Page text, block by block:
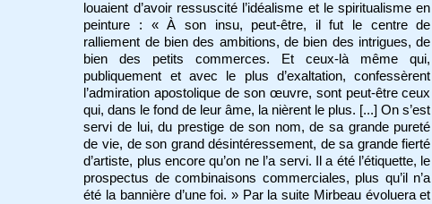
louaient d’avoir ressuscité l’idéalisme et le spiritualisme en
peinture : « À son insu, peut-être, il fut le centre de
ralliement de bien des ambitions, de bien des intrigues, de
bien des petits commerces. Et ceux-là même qui,
publiquement et avec le plus d’exaltation, confessèrent
l’admiration apostolique de son œuvre, sont peut-être ceux
qui, dans le fond de leur âme, la nièrent le plus. [...] On s’est
servi de lui, du prestige de son nom, de sa grande pureté
de vie, de son grand désintéressement, de sa grande fierté
d’artiste, plus encore qu’on ne l’a servi. Il a été l’étiquette, le
prospectus de combinaisons commerciales, plus qu’il n’a
été la bannière d’une foi. » Par la suite Mirbeau évoluera et